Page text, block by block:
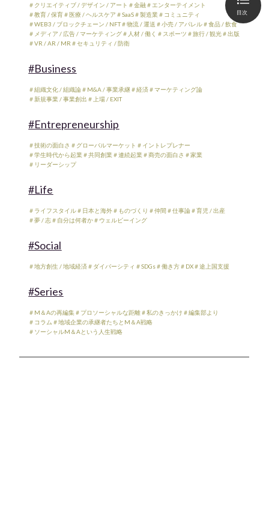
目次
＃クリエイティブ / デザイン / アート ＃金融＃エンターテイメント
＃教育 / 保育＃医療 / ヘルスケア ＃SaaS＃製造業＃コミュニティ
＃WEB3 / ブロックチェーン / NFT＃物流 / 運送 ＃小売 / アパレル＃食品 / 飲食
＃メディア / 広告 / マーケティング＃人材 / 働く ＃スポーツ ＃旅行 / 観光＃出版
＃VR / AR / MR＃セキュリティ / 防衛
#Business
＃組織文化 / 組織論＃M&A / 事業承継＃経済＃マーケティング論
＃新規事業 / 事業創出 ＃上場 / EXIT
#Entrepreneurship
＃技術の面白さ ＃グローバルマーケット ＃イントレプレナー
＃学生時代から起業＃共同創業＃連続起業＃商売の面白さ ＃家業
＃リーダーシップ
#Life
＃ライフスタイル＃日本と海外＃ものづくり ＃仲間 ＃仕事論＃育児 / 出産
＃夢 / 志＃自分は何者か＃ウェルビーイング
#Social
＃地方創生 / 地域経済＃ダイバーシティ ＃SDGs＃働き方＃DX＃途上国支援
#Series
＃M＆Aの再編集＃プロソーシャルな距離＃私のきっかけ ＃編集部より
＃コラム ＃地域企業の承継者たちとM＆A戦略
＃ソーシャルM＆Aという人生戦略